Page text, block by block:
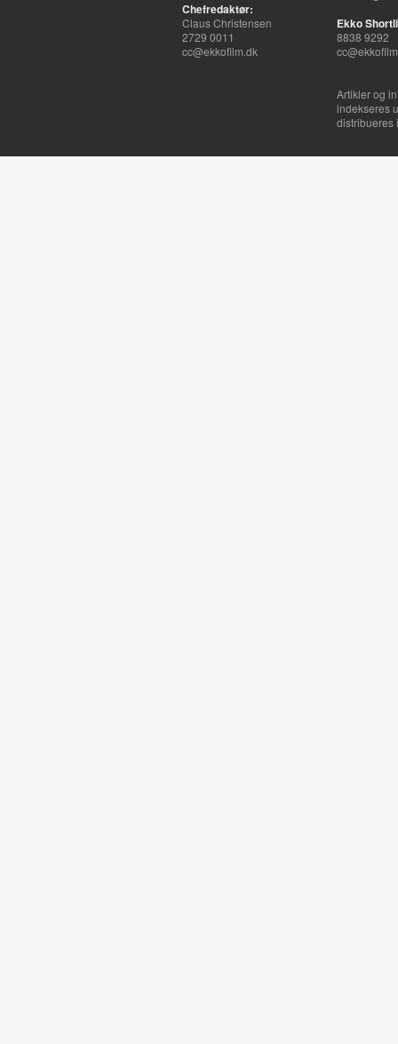
Chefredaktør:
Claus Christensen
2729 0011
cc@ekkofilm.dk
Ekko
8838 9292
Artikler og
indekseres
distribueres